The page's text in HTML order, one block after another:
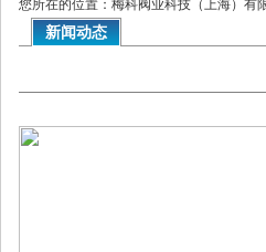
您所在的位置：梅科阀业科技（上海）有
新闻动态